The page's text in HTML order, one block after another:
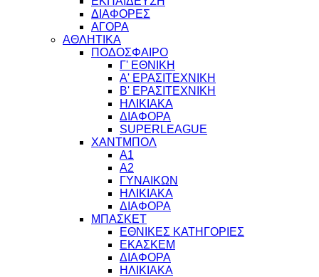
ΔΙΑΦΟΡΕΣ
ΑΓΟΡΑ
ΑΘΛΗΤΙΚΑ
ΠΟΔΟΣΦΑΙΡΟ
Γ' ΕΘΝΙΚΗ
Α' ΕΡΑΣΙΤΕΧΝΙΚΗ
Β' ΕΡΑΣΙΤΕΧΝΙΚΗ
ΗΛΙΚΙΑΚΑ
ΔΙΑΦΟΡΑ
SUPERLEAGUE
ΧΑΝΤΜΠΟΛ
Α1
Α2
ΓΥΝΑΙΚΩΝ
ΗΛΙΚΙΑΚΑ
ΔΙΑΦΟΡΑ
ΜΠΑΣΚΕΤ
ΕΘΝΙΚΕΣ ΚΑΤΗΓΟΡΙΕΣ
ΕΚΑΣΚΕΜ
ΔΙΑΦΟΡΑ
ΗΛΙΚΙΑΚΑ